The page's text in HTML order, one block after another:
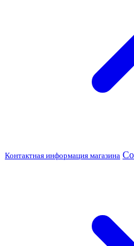
Контактная информация магазина